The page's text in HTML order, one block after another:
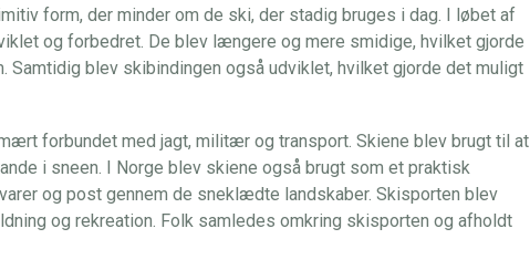
form, der minder om de ski, der stadig bruges i dag. I løbet af
og forbedret. De blev længere og mere smidige, hvilket gjorde
Samtidig blev skibindingen også udviklet, hvilket gjorde det muligt
forbundet med jagt, militær og transport. Skiene blev brugt til at
i sneen. I Norge blev skiene også brugt som et praktisk
og post gennem de sneklædte landskaber. Skisporten blev
og rekreation. Folk samledes omkring skisporten og afholdt